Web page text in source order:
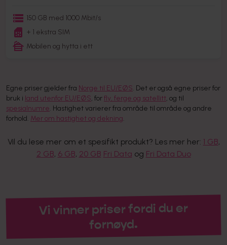
150 GB med 1000 Mbit/s
+ 1 ekstra SIM
Mobilen og hytta i ett
Egne priser gjelder fra Norge til EU/EØS. Det er også egne priser for
bruk i land utenfor EU/EØS, forfly, ferge og satellitt, og til
spesialnumre. Hastighet varierer fra område til område og andre
forhold. Mer om hastighet og dekning.
Vil du lese mer om et spesifikt produkt? Les mer her: 1 GB,
2 GB, 6 GB, 20 GB Fri Data og Fri Data Duo
Vi vinner priser fordi du er
fornøyd.